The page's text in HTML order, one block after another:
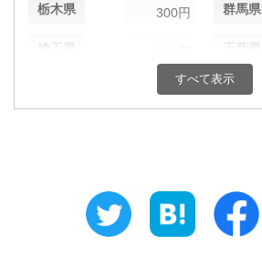
栃木県 300円 群馬県
埼玉県 千葉県
300円 神奈川県
300円 長野県
すべて表示